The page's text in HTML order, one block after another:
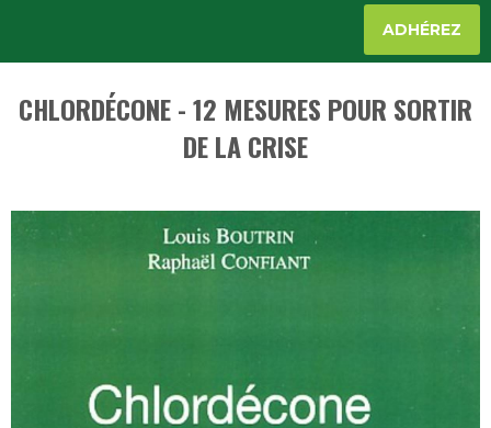
ADHÉREZ
CHLORDÉCONE - 12 MESURES POUR SORTIR
DE LA CRISE